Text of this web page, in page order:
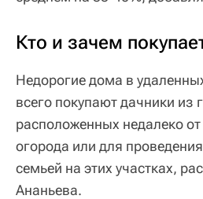
Кто и зачем
Недорогие дома в
всего покупают дачники из
расположенных недалеко
огорода или для
семьей на этих участках,
Ананьева.